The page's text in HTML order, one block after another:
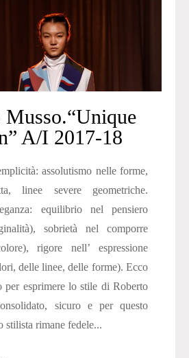
Musso.“Unique
A/I 2017-18
assolutismo nelle forme,
linee severe geometriche.
equilibrio nel pensiero
sobrietà nel comporre
rigore nell’ espressione
delle linee, delle forme). Ecco
per esprimere lo stile di Roberto
sicuro e per questo
rimane fedele...